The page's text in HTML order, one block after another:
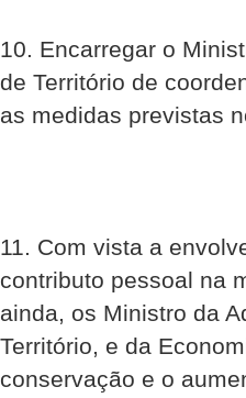
10. Encarregar o
de Território de
as medidas previstas
11. Com vista a
contributo pessoal na
ainda, os Ministro da
Território, e da
conservação e o